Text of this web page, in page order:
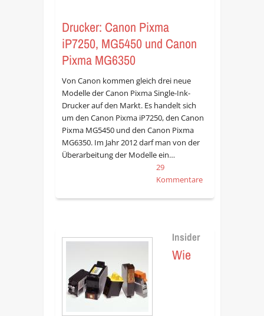
Drucker: Canon Pixma
iP7250, MG5450 und Canon
Pixma MG6350
Von Canon kommen gleich drei neue
Modelle der Canon Pixma Single-Ink-
Drucker auf den Markt. Es handelt sich
um den Canon Pixma iP7250, den Canon
Pixma MG5450 und den Canon Pixma
MG6350. Im Jahr 2012 darf man von der
Überarbeitung der Modelle ein…
29
Kommentare
Insider
Wie